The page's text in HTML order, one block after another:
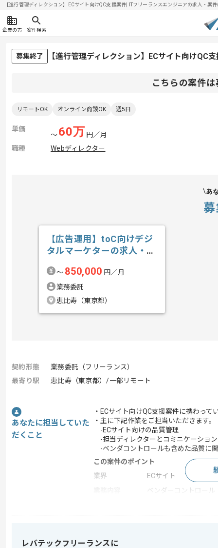
【進行管理ディレクション】ECサイト向けQC支援案件| ITフリーランスエンジニアの求人・
企業の方 案件検索
募集終了 【進行管理ディレクション】ECサイト向けQC
こちらの案件
リモートOK オンライン商談OK 週5日
単価
〜60万 円／月
職種
Webディレクター
あ
【広告運用】toC向けデジ
タルマーケターの求人・案
〜 850,000 円／月
業務委託
恵比寿（東京都）
契約形態
業務委託（フリーランス）
最寄り駅
恵比寿（東京都）/一部リモート
あなたに担当していた
だくこと
・ECサイト向けQC支援案件に携わって
・主に下記作業をご担当いただきます。
-ECサイト向けの品質管理
-担当ディレクターとコミニケーショ
-ベンダコントロールも含めた品質に
この案件のポイント
業界
ECサイト
ベンダーコントロール
求めるスキル
レバテックフリーランスに